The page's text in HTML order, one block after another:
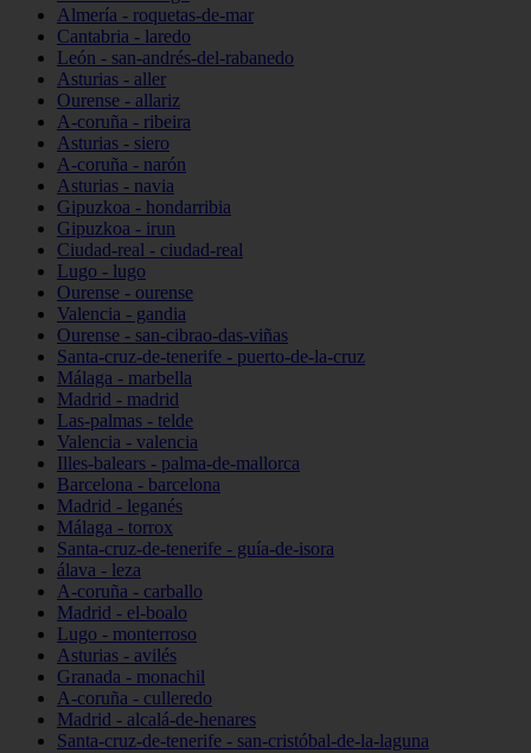
Almería - roquetas-de-mar
Cantabria - laredo
León - san-andrés-del-rabanedo
Asturias - aller
Ourense - allariz
A-coruña - ribeira
Asturias - siero
A-coruña - narón
Asturias - navia
Gipuzkoa - hondarribia
Gipuzkoa - irun
Ciudad-real - ciudad-real
Lugo - lugo
Ourense - ourense
Valencia - gandia
Ourense - san-cibrao-das-viñas
Santa-cruz-de-tenerife - puerto-de-la-cruz
Málaga - marbella
Madrid - madrid
Las-palmas - telde
Valencia - valencia
Illes-balears - palma-de-mallorca
Barcelona - barcelona
Madrid - leganés
Málaga - torrox
Santa-cruz-de-tenerife - guía-de-isora
álava - leza
A-coruña - carballo
Madrid - el-boalo
Lugo - monterroso
Asturias - avilés
Granada - monachil
A-coruña - culleredo
Madrid - alcalá-de-henares
Santa-cruz-de-tenerife - san-cristóbal-de-la-laguna